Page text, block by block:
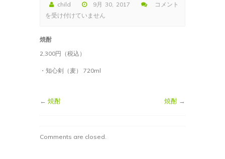
child
9月 30, 2017
焼
は
コメント
を受け付けていません
焼酎
2,300円（税込）
・知心剣（麦） 720ml
← 焼酎 焼酎 →
Comments are closed.